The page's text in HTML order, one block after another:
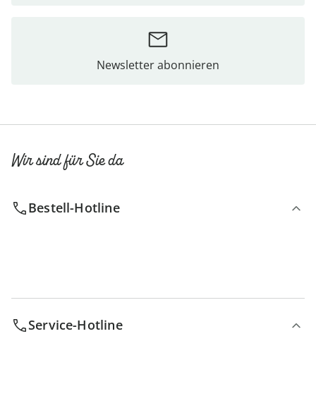
Newsletter abonnieren
Wir sind für Sie da
Bestell-Hotline
Service-Hotline